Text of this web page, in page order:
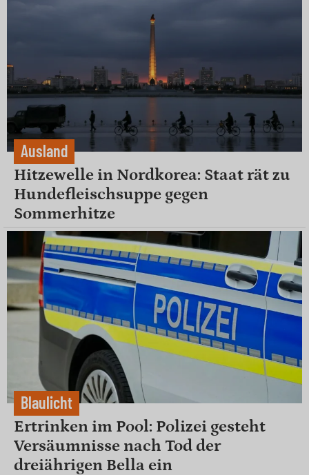
Ausland
Hitzewelle in Nordkorea: Staat rät zu
Hundefleischsuppe gegen
Sommerhitze
Blaulicht
Ertrinken im Pool: Polizei gesteht
Versäumnisse nach Tod der
dreiährigen Bella ein